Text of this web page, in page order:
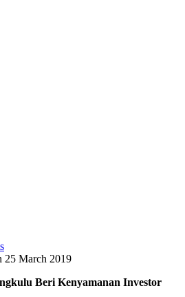
25 March 2019
Beri Kenyamanan Investor